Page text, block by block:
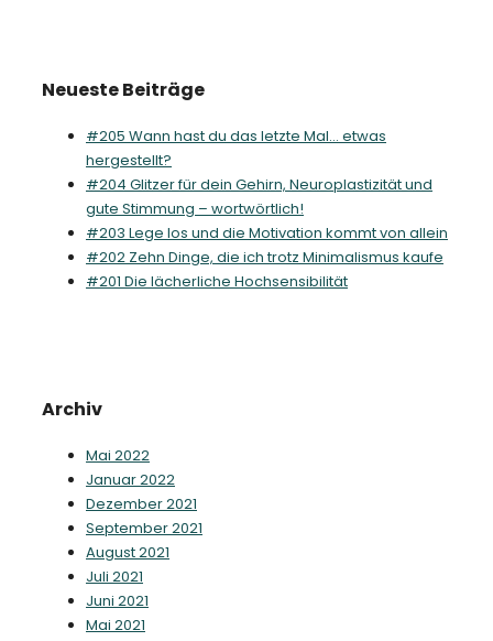
Neueste Beiträge
#205 Wann hast du das letzte Mal… etwas
hergestellt?
#204 Glitzer für dein Gehirn, Neuroplastizität und
gute Stimmung – wortwörtlich!
#203 Lege los und die Motivation kommt von allein
#202 Zehn Dinge, die ich trotz Minimalismus kaufe
#201 Die lächerliche Hochsensibilität
Archiv
Mai 2022
Januar 2022
Dezember 2021
September 2021
August 2021
Juli 2021
Juni 2021
Mai 2021